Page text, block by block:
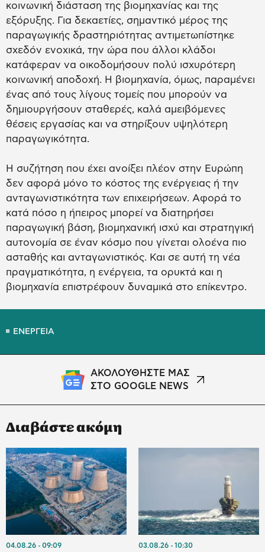
κοινωνική διάσταση της βιομηχανίας και της
εξόρυξης. Για δεκαετίες, σημαντικό μέρος της
παραγωγικής δραστηριότητας αντιμετωπίστηκε
σχεδόν ενοχικά, την ώρα που άλλοι κλάδοι
κατάφεραν να οικοδομήσουν πολύ ισχυρότερη
κοινωνική αποδοχή. Η βιομηχανία, όμως, παραμένει
ένας από τους λίγους τομείς που μπορούν να
δημιουργήσουν σταθερές, καλά αμειβόμενες
θέσεις εργασίας και να στηρίξουν υψηλότερη
παραγωγικότητα.
Η συζήτηση που έχει ανοίξει πλέον στην Ευρώπη
δεν αφορά μόνο το κόστος της ενέργειας ή την
ανταγωνιστικότητα των επιχειρήσεων. Αφορά το
κατά πόσο η ήπειρος μπορεί να διατηρήσει
παραγωγική βάση, βιομηχανική ισχύ και στρατηγική
αυτονομία σε έναν κόσμο που γίνεται ολοένα πιο
ασταθής και ανταγωνιστικός. Και σε αυτή τη νέα
πραγματικότητα, η ενέργεια, τα ορυκτά και η
βιομηχανία επιστρέφουν δυναμικά στο επίκεντρο.
ΕΝΕΡΓΕΙΑ
ΑΚΟΛΟΥΘΗΣΤΕ ΜΑΣ
ΣΤΟ GOOGLE NEWS
Διαβάστε ακόμη
04.08.26 09:09 03.08.26 10:30